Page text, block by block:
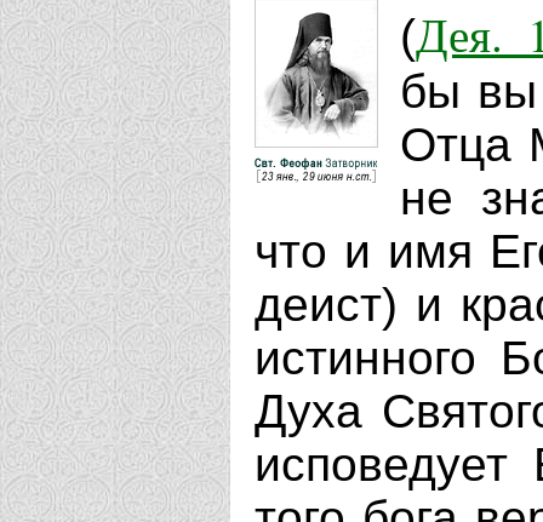
(Дея.
бы вы
Отца
не
что и имя
деист) и
истинного
Духа